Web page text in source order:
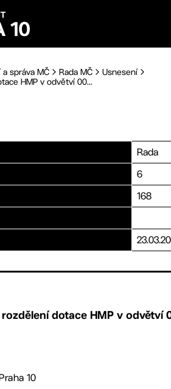
a správa MČ Rada MČ
Usnesení
HMP v odvětví 00...
Rada
6
168
dotace HMP v odvětví
10